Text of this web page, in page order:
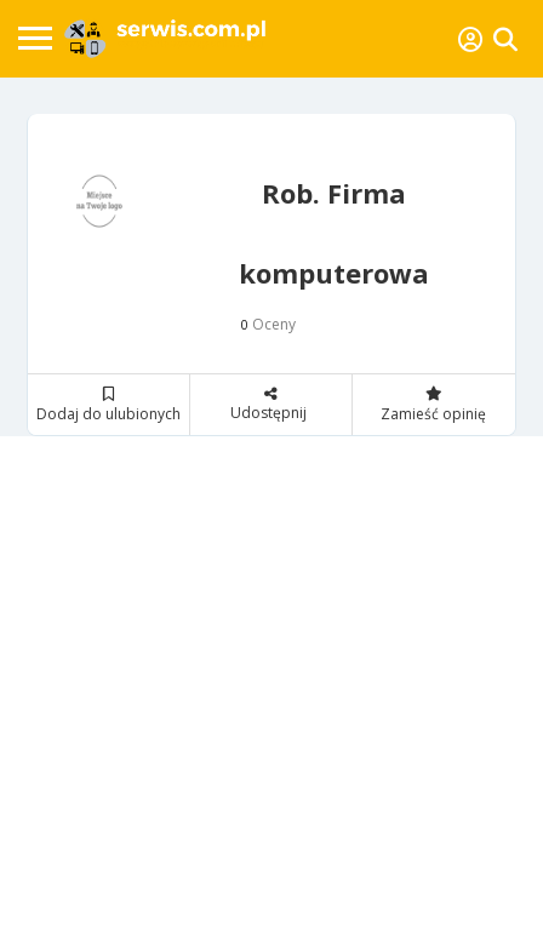
Rob. Firma
komputerowa
0 Oceny
Dodaj do ulubionych Udostępnij Zamieść opinię